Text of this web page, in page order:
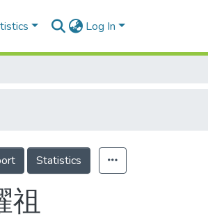
Log In
Statistics
祖